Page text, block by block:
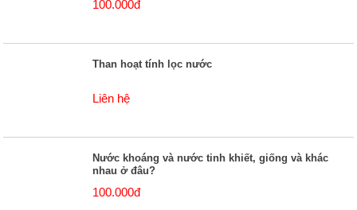
100.000đ
Than hoạt tính lọc nước
Liên hệ
Nước khoáng và nước tinh khiết, giống và khác
nhau ở đâu?
100.000đ